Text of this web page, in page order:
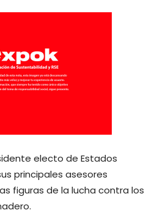
electo de Estados
principales asesores
figuras de la lucha contra los